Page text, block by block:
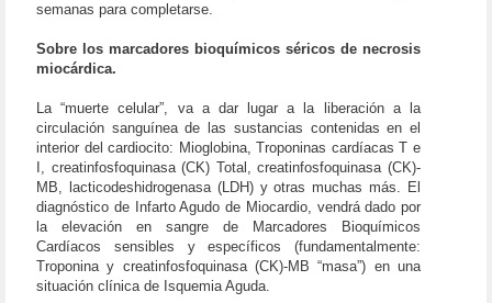
semanas para completarse.
Sobre los marcadores bioquímicos séricos de necrosis
miocárdica.
La “muerte celular”, va a dar lugar a la liberación a la
circulación sanguínea de las sustancias contenidas en el
interior del cardiocito: Mioglobina, Troponinas cardíacas T e
I, creatinfosfoquinasa (CK) Total, creatinfosfoquinasa (CK)-
MB, lacticodeshidrogenasa (LDH) y otras muchas más. El
diagnóstico de Infarto Agudo de Miocardio, vendrá dado por
la elevación en sangre de Marcadores Bioquímicos
Cardíacos sensibles y específicos (fundamentalmente:
Troponina y creatinfosfoquinasa (CK)-MB “masa”) en una
situación clínica de Isquemia Aguda.